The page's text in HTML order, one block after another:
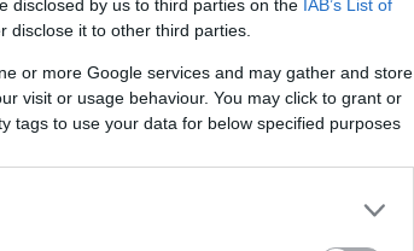
disclosed by us to third parties on the IAB’s List of
disclose it to other third parties.
or more Google services and may gather and store
visit or usage behaviour. You may click to grant or
tags to use your data for below specified purposes
τοποθέτησης φράχτη
Γαλερίου
23:00
θα
στη νέα σειρά
την άνοδο των